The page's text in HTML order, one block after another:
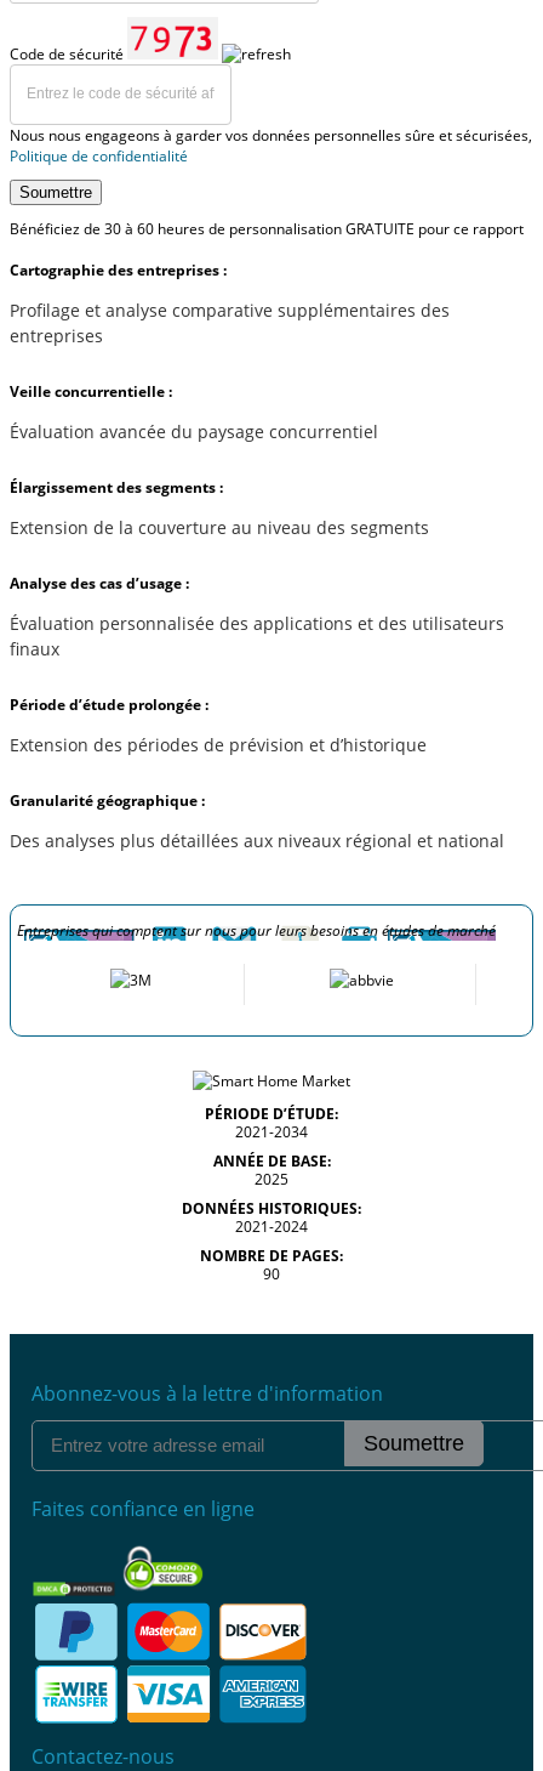
Code de sécurité
Nous nous engageons à garder vos données personnelles sûre et sécurisées,
Politique de confidentialité
Soumettre
Bénéficiez de 30 à 60 heures de personnalisation GRATUITE pour ce rapport
Cartographie des entreprises :
Profilage et analyse comparative supplémentaires des
entreprises
Veille concurrentielle :
Évaluation avancée du paysage concurrentiel
Élargissement des segments :
Extension de la couverture au niveau des segments
Analyse des cas d’usage :
Évaluation personnalisée des applications et des utilisateurs
finaux
Période d’étude prolongée :
Extension des périodes de prévision et d’historique
Granularité géographique :
Des analyses plus détaillées aux niveaux régional et national
Entreprises qui comptent sur nous pour leurs besoins en études de marché
PÉRIODE D’ÉTUDE:
2021-2034
ANNÉE DE BASE:
2025
DONNÉES HISTORIQUES:
2021-2024
NOMBRE DE PAGES:
90
Abonnez-vous à la lettre d'information
Soumettre
Faites confiance en ligne
Contactez-nous